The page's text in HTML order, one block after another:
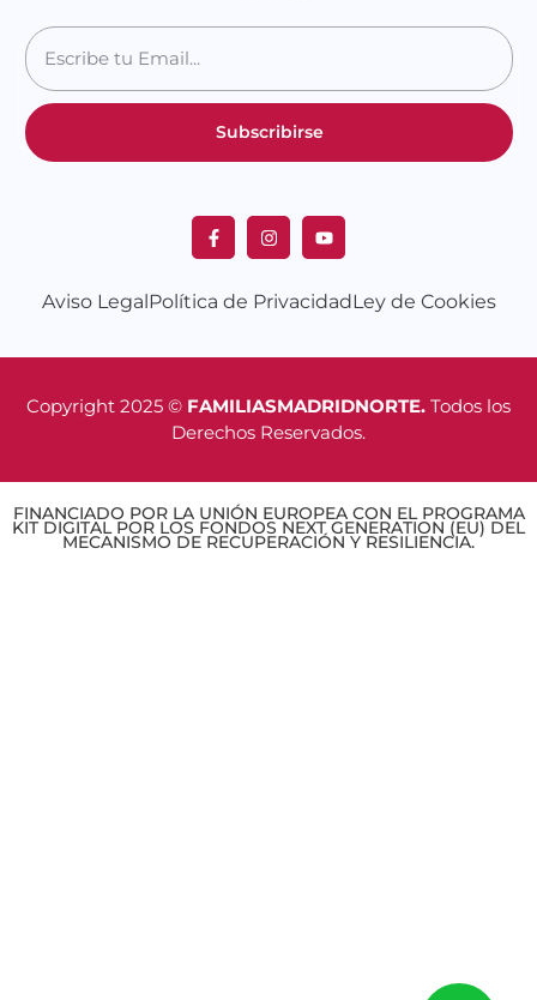
Subscribirse
Aviso Legal Política de PrivacidadLey de Cookies
Copyright 2025 © FAMILIASMADRIDNORTE. Todos los
Derechos Reservados.
FINANCIADO POR LA UNIÓN EUROPEA CON EL PROGRAMA
KIT DIGITAL POR LOS FONDOS NEXT GENERATION (EU) DEL
MECANISMO DE RECUPERACIÓN Y RESILIENCIA.